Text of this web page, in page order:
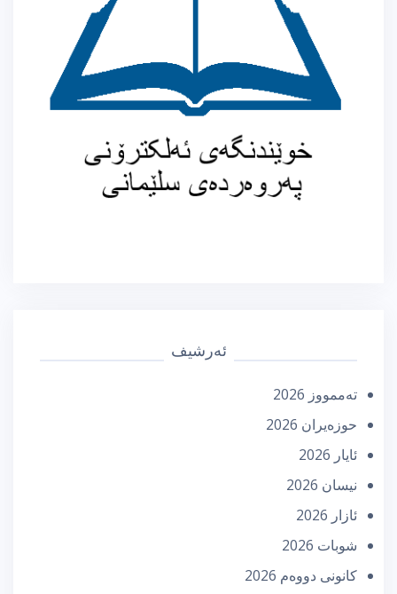
ئەرشیف
تەممووز 2026
حوزه‌یران 2026
ئایار 2026
نیسان 2026
ئازار 2026
شوبات 2026
كانونی دووه‌م 2026